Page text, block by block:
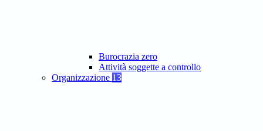
Burocrazia zero
Attività soggette a controllo
Organizzazione 13